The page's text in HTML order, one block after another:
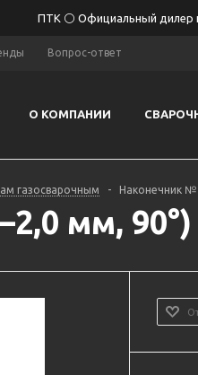
ПТК ⚪ Официальный дилер
Вопрос-ответ
О КОМПАНИИ
газосварочным - Наконечник
мм,